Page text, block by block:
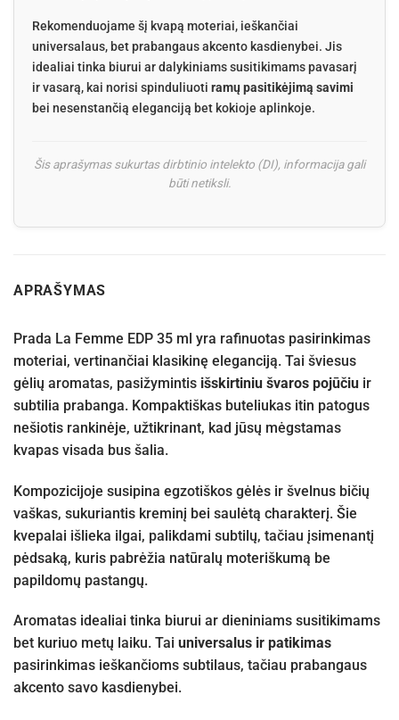
Rekomenduojame šį kvapą moteriai, ieškančiai
universalaus, bet prabangaus akcento kasdienybei. Jis
idealiai tinka biurui ar dalykiniams susitikimams pavasarį
ir vasarą, kai norisi spinduliuoti ramų pasitikėjimą savimi
bei nesenstančią eleganciją bet kokioje aplinkoje.
Šis aprašymas sukurtas dirbtinio intelekto (DI), informacija gali
būti netiksli.
APRAŠYMAS
Prada La Femme EDP 35 ml yra rafinuotas pasirinkimas
moteriai, vertinančiai klasikinę eleganciją. Tai šviesus
gėlių aromatas, pasižymintis išskirtiniu švaros pojūčiu ir
subtilia prabanga. Kompaktiškas buteliukas itin patogus
nešiotis rankinėje, užtikrinant, kad jūsų mėgstamas
kvapas visada bus šalia.
Kompozicijoje susipina egzotiškos gėlės ir švelnus bičių
vaškas, sukuriantis kreminį bei saulėtą charakterį. Šie
kvepalai išlieka ilgai, palikdami subtilų, tačiau įsimenantį
pėdsaką, kuris pabrėžia natūralų moteriškumą be
papildomų pastangų.
Aromatas idealiai tinka biurui ar dieniniams susitikimams
bet kuriuo metų laiku. Tai universalus ir patikimas
pasirinkimas ieškančioms subtilaus, tačiau prabangaus
akcento savo kasdienybei.